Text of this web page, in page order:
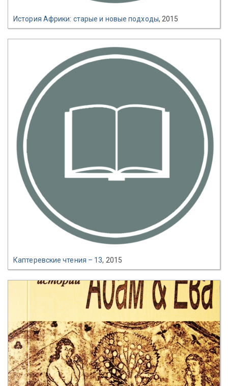
История Африки: старые и новые подходы, 2015
Каптеревские чтения – 13, 2015